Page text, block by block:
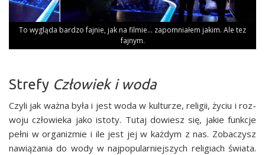
To wyglą­da bar­dzo faj­nie, jak na fil­mie… zapo­mnia­łem jakim. Ale tez
fajnym.
Strefy Człowiek i woda
Czy­li jak waż­na była i jest woda w kul­tu­rze, reli­gii, życiu i roz­
wo­ju czło­wie­ka jako isto­ty. Tutaj dowiesz się, jakie funk­cje
peł­ni w orga­ni­zmie i ile jest jej w każ­dym z nas. Zoba­czysz
nawią­za­nia do wody w naj­po­pu­lar­niej­szych reli­giach świa­ta.